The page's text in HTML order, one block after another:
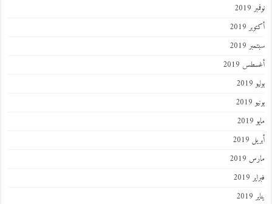
نوفمبر 2019
أكتوبر 2019
سبتمبر 2019
أغسطس 2019
يوليو 2019
يونيو 2019
مايو 2019
أبريل 2019
مارس 2019
فبراير 2019
يناير 2019